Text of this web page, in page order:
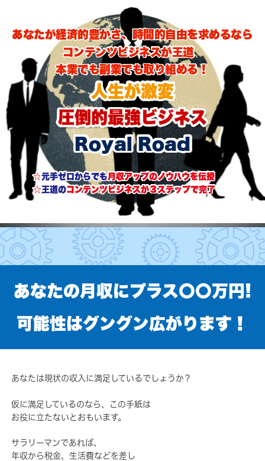
あなたが経済的豊かさ、時間的自由を求めるなら
コンテンツビジネスが王道
本業でも副業でも取り組める！
人生が激変
圧倒的最強ビジネス
Royal Road
☆元手ゼロからでも月収アップのノウハウを伝授
☆王道のコンテンツビジネスが３ステップで完了
あなたの月収にプラス〇〇万円!
可能性はグングン広がります！
あなたは現状の収入に満足しているでしょうか？
仮に満足しているのなら、この手紙は
お役に立たないとおもいます。
サラリーマンであれば、
年収から税金、生活費などを差し